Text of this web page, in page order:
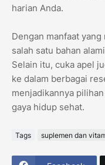
harian Anda.
Dengan manfaat
salah satu bahan
Selain itu, cuka apel
ke dalam berbagai
menjadikannya
gaya hidup sehat.
Tags suplemen dan